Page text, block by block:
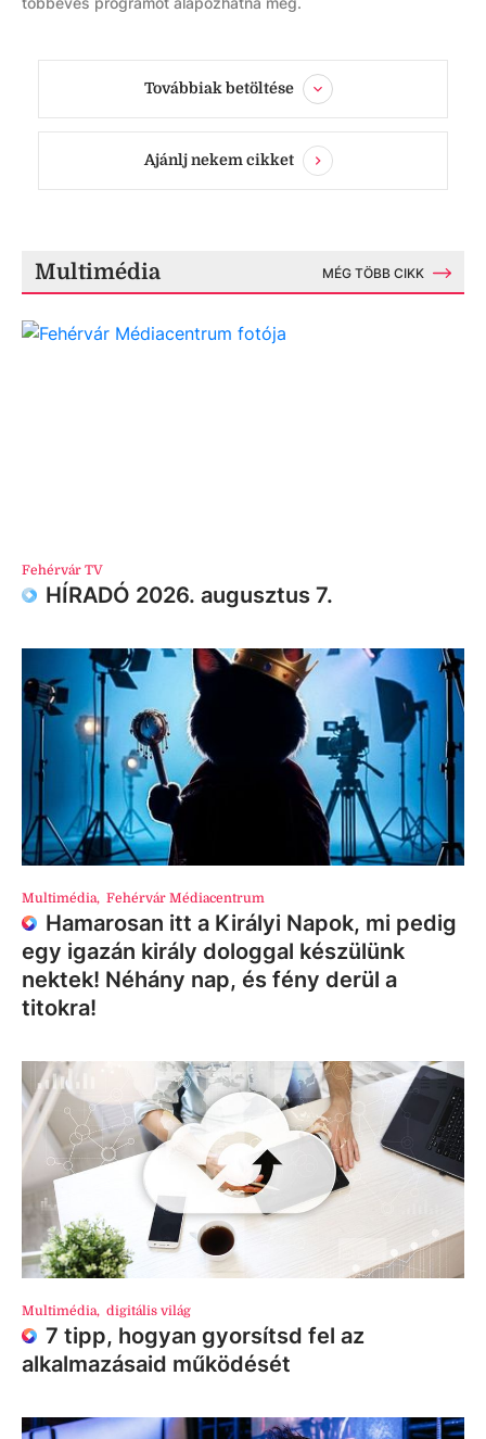
Továbbiak betöltése
Ajánlj nekem cikket
Multimédia MÉG TÖBB CIKK
Fehérvár TV
HÍRADÓ 2026. augusztus 7.
Multimédia, Fehérvár Médiacentrum
Hamarosan itt a Királyi Napok, mi pedig
egy igazán király dologgal készülünk
nektek! Néhány nap, és fény derül a
titokra!
Multimédia, digitális világ
7 tipp, hogyan gyorsítsd fel az
alkalmazásaid működését